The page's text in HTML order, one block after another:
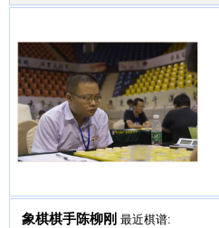
象棋棋手陈柳刚 最近棋谱: